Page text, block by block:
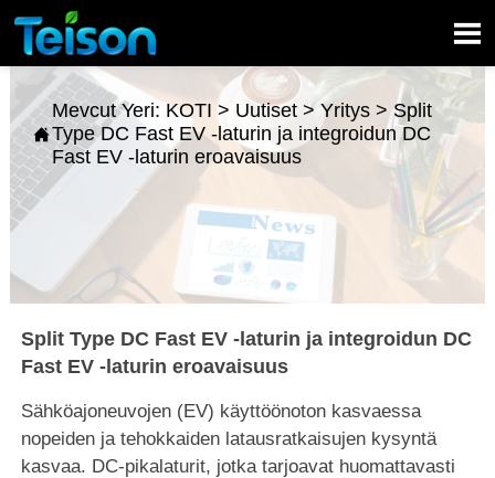


Mevcut Yeri: KOTI > Uutiset> Yritys>Split
Type DC Fast EV -laturin ja integroidun DC
Fast EV -laturin eroavaisuus
Split Type DC Fast EV -laturin ja integroidun DC
Fast EV -laturin eroavaisuus
Sähköajoneuvojen (EV) käyttöönoton kasvaessa
nopeiden ja tehokkaiden latausratkaisujen kysyntä
kasvaa. DC-pikalaturit, jotka tarjoavat huomattavasti